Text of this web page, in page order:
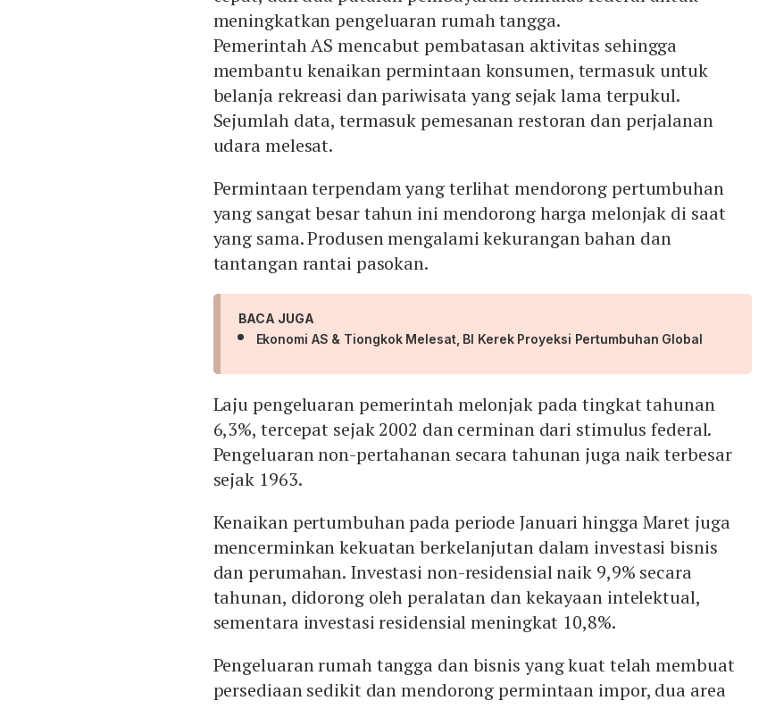
meningkatkan pengeluaran rumah tangga.
Pemerintah AS mencabut pembatasan aktivitas sehingga
membantu kenaikan permintaan konsumen, termasuk untuk
belanja rekreasi dan pariwisata yang sejak lama terpukul.
Sejumlah data, termasuk pemesanan restoran dan perjalanan
udara melesat.
Permintaan terpendam yang terlihat mendorong pertumbuhan
yang sangat besar tahun ini mendorong harga melonjak di saat
yang sama. Produsen mengalami kekurangan bahan dan
tantangan rantai pasokan.
BACA JUGA
Ekonomi AS & Tiongkok Melesat, BI Kerek Proyeksi Pertumbuhan Global
Laju pengeluaran pemerintah melonjak pada tingkat tahunan
6,3%, tercepat sejak 2002 dan cerminan dari stimulus federal.
Pengeluaran non-pertahanan secara tahunan juga naik terbesar
sejak 1963.
Kenaikan pertumbuhan pada periode Januari hingga Maret juga
mencerminkan kekuatan berkelanjutan dalam investasi bisnis
dan perumahan. Investasi non-residensial naik 9,9% secara
tahunan, didorong oleh peralatan dan kekayaan intelektual,
sementara investasi residensial meningkat 10,8%.
Pengeluaran rumah tangga dan bisnis yang kuat telah membuat
persediaan sedikit dan mendorong permintaan impor, dua area